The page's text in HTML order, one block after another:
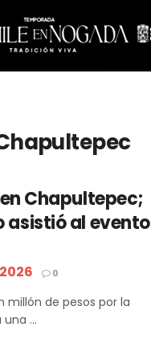
Chapultepec;
asistió al evento
0
millón de pesos por la
...